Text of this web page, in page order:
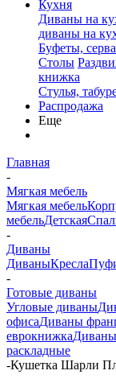
Кухня
Диваны на
диваны на
Буфеты,
Столы
книжка
Стулья,
Распродажа
Еще
Главная
-
Мягкая мебель
Мягкая мебель
мебельДетская
-
Диваны
ДиваныКресла
-
Готовые диваны
Угловые диваны
офисаДиваны
еврокнижка
раскладные
-Кушетка Шарли